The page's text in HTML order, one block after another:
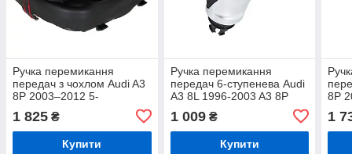
Ручка перемикання
передач з чохлом Audi A3
8P 2003–2012 5-
чорна, срібляста вставка,
червона строчка
1 825 ₴
Купити
Ручка перемикання
передач 6-ступенева Audi
A3 8L 1996-2003 A3 8P
2003-2012 A4 B6 B7 B8 A5
A6 C6 Q5 чорна з
сріблястими вставками
1 009₴
Купити
8P
1